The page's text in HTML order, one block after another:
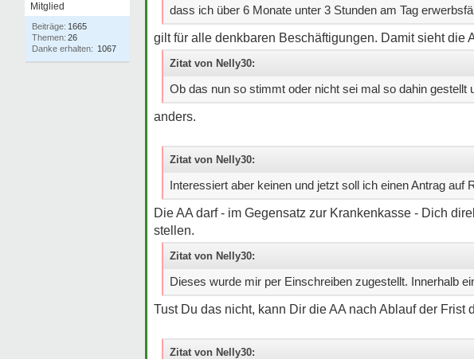
Mitglied
Beiträge: 1665
Themen: 26
Danke erhalten: 1067
dass ich über 6 Monate unter 3 Stunden am Tag
gilt für alle denkbaren Beschäftigungen. Damit sieht die
Zitat von Nelly30:
Ob das nun so stimmt oder nicht sei mal so dahin gestellt
anders.
Zitat von Nelly30:
Interessiert aber keinen und jetzt soll ich einen Antrag
Die AA darf - im Gegensatz zur Krankenkasse - Dich
stellen.
Zitat von Nelly30:
Dieses wurde mir per Einschreiben zugestellt. Innerhalb
Tust Du das nicht, kann Dir die AA nach Ablauf der Frist
Zitat von Nelly30: